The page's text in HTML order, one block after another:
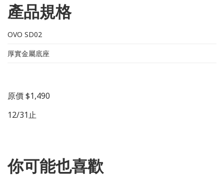
產品規格
OVO SD02
厚實金屬底座
原價 $1,490
12/31止
你可能也喜歡